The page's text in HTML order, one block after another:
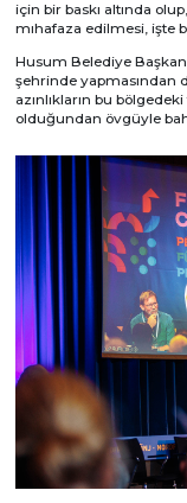
için bir baskı altında
mıhafaza edilmesi, işte
Husum Belediye
şehrinde yapmasından
azınlıkların bu
olduğundan övgüyle